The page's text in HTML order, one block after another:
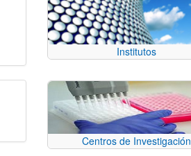
Institutos
Centros de Investigación